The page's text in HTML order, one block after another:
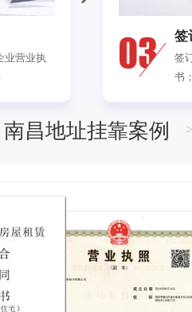
业营业执
签
签
书；
南昌地址挂靠案例